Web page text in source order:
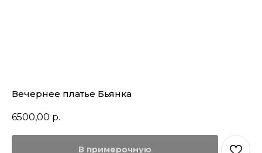
Вечернее платье Бьянка
6500,00 р.
В примерочную